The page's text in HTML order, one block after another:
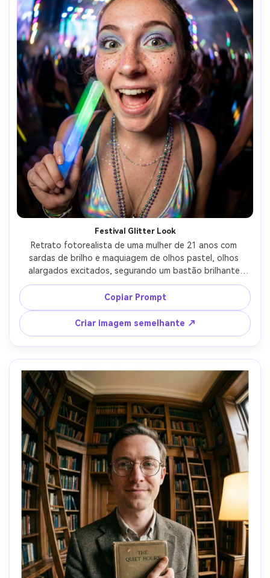
Festival Glitter Look
Retrato fotorealista de uma mulher de 21 anos com
sardas de brilho e maquiagem de olhos pastel, olhos
alargados excitados, segurando um bastão brilhante
perto de sua bochecha, topo holográfico e colares em
camadas, luzes de multidão do festival de música
noturno, LEDs de cores mistas com névoa suave, Sony
A1, lente olho de peixe de 8mm f/4, close-up apertado
com bokeh de fundo curvo dramático, grau de alto
contraste vibrante, textura realista da pele, foco nítido-
AR 4:5
Copiar Prompt
Criar imagem semelhante ↗